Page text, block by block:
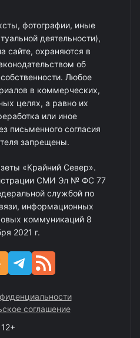
фотографии, иные
деятельности),
сайте, охраняются в
об
Любое
в коммерческих,
целях, а равно их
или иное
письменного согласия
запрещены.
«Крайний Север».
СМИ Эл № ФС 77
службой по
информационных
коммуникаций 8
2021 г.
соглашение
12+